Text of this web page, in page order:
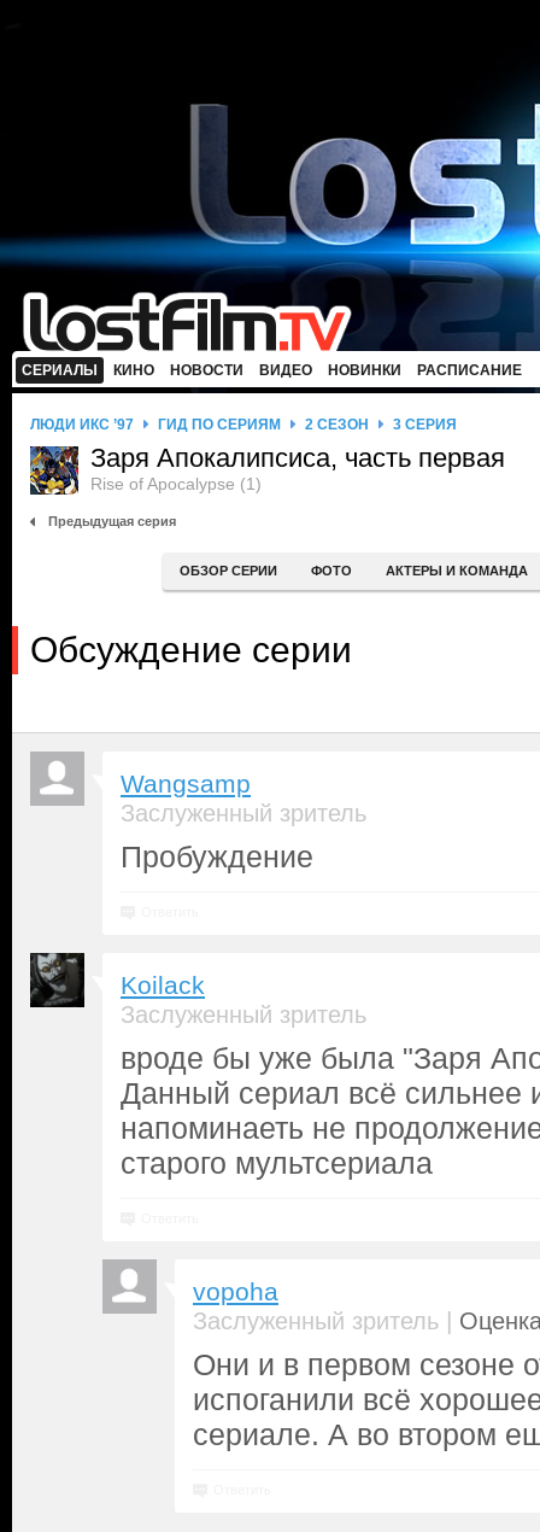
СЕРИАЛЫ КИНО НОВОСТИ ВИДЕО НОВИНКИ РАСПИСАНИЕ
ЛЮДИ ИКС ’97 ГИД ПО СЕРИЯМ 2 СЕЗОН 3 СЕРИЯ
Заря Апокалипсиса, часть первая
Rise of Apocalypse (1)
Предыдущая серия
ОБЗОР СЕРИИ ФОТО АКТЕРЫ И КОМАНДА
Обсуждение серии
Wangsamp
Заслуженный зритель
Пробуждение
Koilack
Заслуженный зритель
вроде бы уже была "Заря
Данный сериал всё сильнее
напоминаеть не
старого мультсериала
vopoha
Заслуженный зритель |
Они и в первом сезоне
испоганили всё
сериале. А во втором